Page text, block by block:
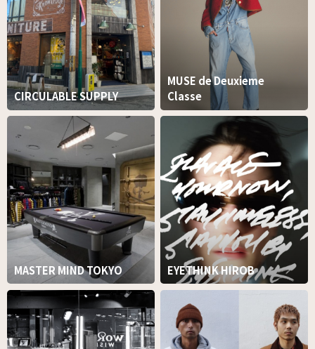
CIRCULABLE SUPPLY
MUSE de Deuxieme
Classe
MASTER MIND TOKYO EYETHINK HIROB